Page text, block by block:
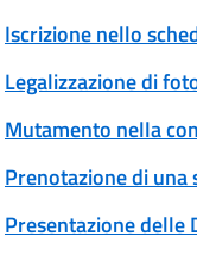
Iscrizione nello
Legalizzazione di
Mutamento nella
Prenotazione di
Presentazione delle